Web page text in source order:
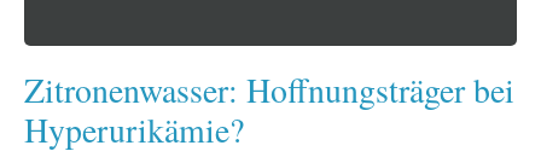
Zitronenwasser: Hoffnungsträger bei
Hyperurikämie?